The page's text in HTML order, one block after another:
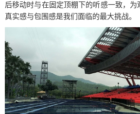
后移动时与在固定顶棚下的听感一致，为
真实感与包围感是我们面临的最大挑战。